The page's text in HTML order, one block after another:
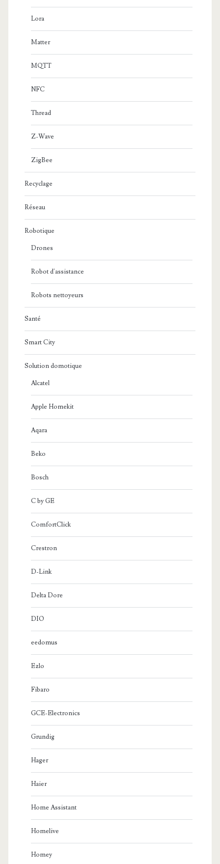
Lora
Matter
MQTT
NFC
Thread
Z-Wave
ZigBee
Recyclage
Réseau
Robotique
Drones
Robot d'assistance
Robots nettoyeurs
Santé
Smart City
Solution domotique
Alcatel
Apple Homekit
Aqara
Beko
Bosch
C by GE
ComfortClick
Crestron
D-Link
Delta Dore
DIO
eedomus
Ezlo
Fibaro
GCE-Electronics
Grundig
Hager
Haier
Home Assistant
Homelive
Homey